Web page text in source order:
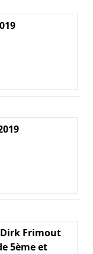
Frimout
5ème et